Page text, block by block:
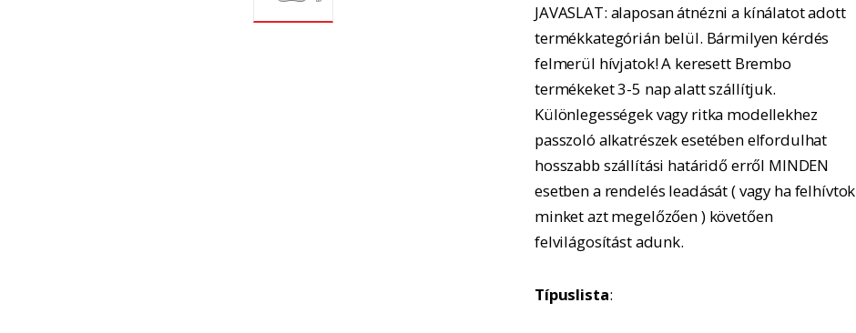
JAVASLAT: alaposan átnézni a kínálatot adott
termékkategórián belül. Bármilyen kérdés
felmerül hívjatok! A keresett Brembo
termékeket 3-5 nap alatt szállítjuk.
Különlegességek vagy ritka modellekhez
passzoló alkatrészek esetében elfordulhat
hosszabb szállítási határidő erről MINDEN
esetben a rendelés leadását ( vagy ha felhívtok
minket azt megelőzően ) követően
felvilágosítást adunk.
Típuslista: